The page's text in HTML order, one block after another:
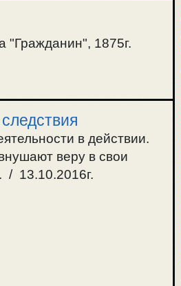
"Гражданин", 1875г.
в действии.
веру в свои
13.10.2016г.